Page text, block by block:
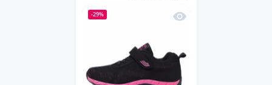
-29% Aperçu rapide